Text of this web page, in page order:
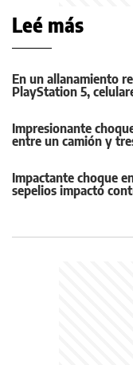
Leé más
En un allanamiento
PlayStation 5,
Impresionante
entre un camión y
Impactante choque
sepelios impactó